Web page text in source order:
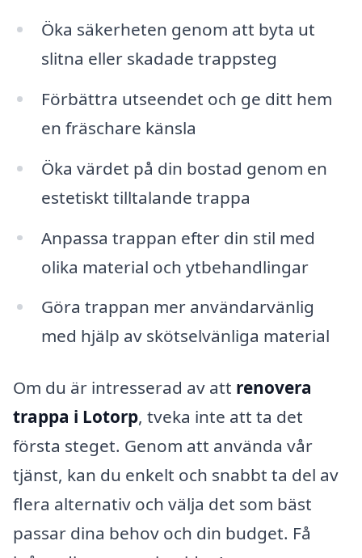
Öka säkerheten genom att byta ut
slitna eller skadade trappsteg
Förbättra utseendet och ge ditt hem
en fräschare känsla
Öka värdet på din bostad genom en
estetiskt tilltalande trappa
Anpassa trappan efter din stil med
olika material och ytbehandlingar
Göra trappan mer användarvänlig
med hjälp av skötselvänliga material
Om du är intresserad av att renovera
trappa i Lotorp, tveka inte att ta det
första steget. Genom att använda vår
tjänst, kan du enkelt och snabbt ta del av
flera alternativ och välja det som bäst
passar dina behov och din budget. Få